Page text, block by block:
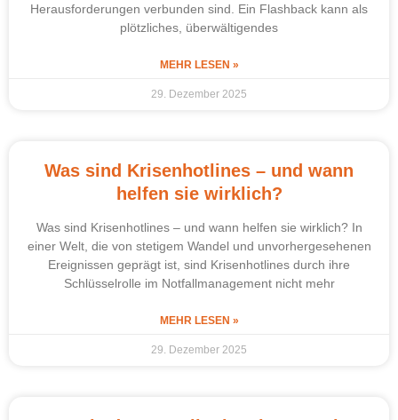
Herausforderungen verbunden sind. Ein Flashback kann als
plötzliches, überwältigendes
MEHR LESEN »
29. Dezember 2025
Was sind Krisenhotlines – und wann
helfen sie wirklich?
Was sind Krisenhotlines – und wann helfen sie wirklich? In
einer Welt, die von stetigem Wandel und unvorhergesehenen
Ereignissen geprägt ist, sind Krisenhotlines durch ihre
Schlüsselrolle im Notfallmanagement nicht mehr
MEHR LESEN »
29. Dezember 2025